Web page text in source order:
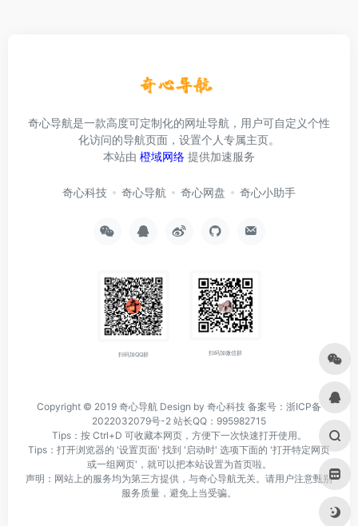
奇心导航是一款高度可定制化的网址导航，用户可自定义个性
化访问的导航页面，设置个人专属主页。
本站由 橙域网络 提供加速服务
奇心科技 奇心导航 奇心网盘 奇心小助手
扫码加QQ群 扫码加微信群
Copyright © 2019 奇心导航 Design by 奇心科技 备案号：浙ICP备
2022032079号-2 站长QQ：995982715
Tips：按 Ctrl+D 可收藏本网页，方便下一次快速打开使用。
Tips：打开浏览器的 '设置页面' 找到 '启动时' 选项下面的 '打开特定网页
或一组网页'，就可以把本站设置为首页啦。
声明：网站上的服务均为第三方提供，与奇心导航无关。请用户注意甄别
服务质量，避免上当受骗。